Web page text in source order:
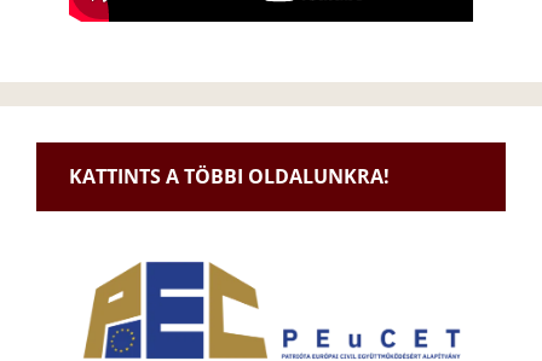
KATTINTS A TÖBBI OLDALUNKRA!